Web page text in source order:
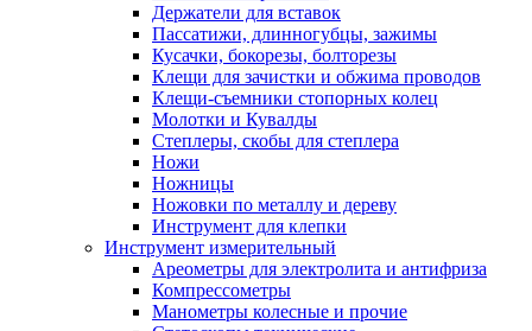
Держатели для вставок
Пассатижи, длинногубцы, зажимы
Кусачки, бокорезы, болторезы
Клещи для зачистки и обжима проводов
Клещи-съемники стопорных колец
Молотки и Кувалды
Степлеры, скобы для степлера
Ножи
Ножницы
Ножовки по металлу и дереву
Инструмент для клепки
Инструмент измерительный
Ареометры для электролита и антифриза
Компрессометры
Манометры колесные и прочие